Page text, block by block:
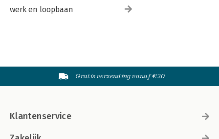
werk en loopbaan
Gratis verzending vanaf €20
Klantenservice